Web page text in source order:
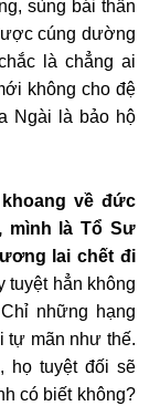
sùng bái thần
cúng dường
là chẳng ai
không cho đệ
Ngài là bảo hộ
về đức
mình là Tổ Sư
lai chết đi
tuyệt hẳn không
những hạng
tự mãn như thế.
họ tuyệt đối sẽ
có biết không?